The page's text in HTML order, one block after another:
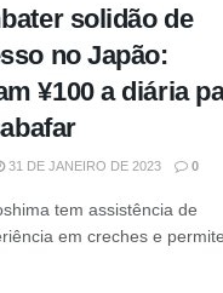
solidão de
no Japão:
¥100 a diária
31 DE JANEIRO DE 2023 0
tem assistência de
em creches e permite